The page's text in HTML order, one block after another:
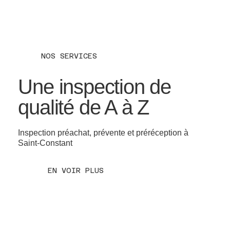
NOS SERVICES
Une inspection de
qualité de A à Z
Inspection préachat, prévente et préréception à
Saint-Constant
EN VOIR PLUS